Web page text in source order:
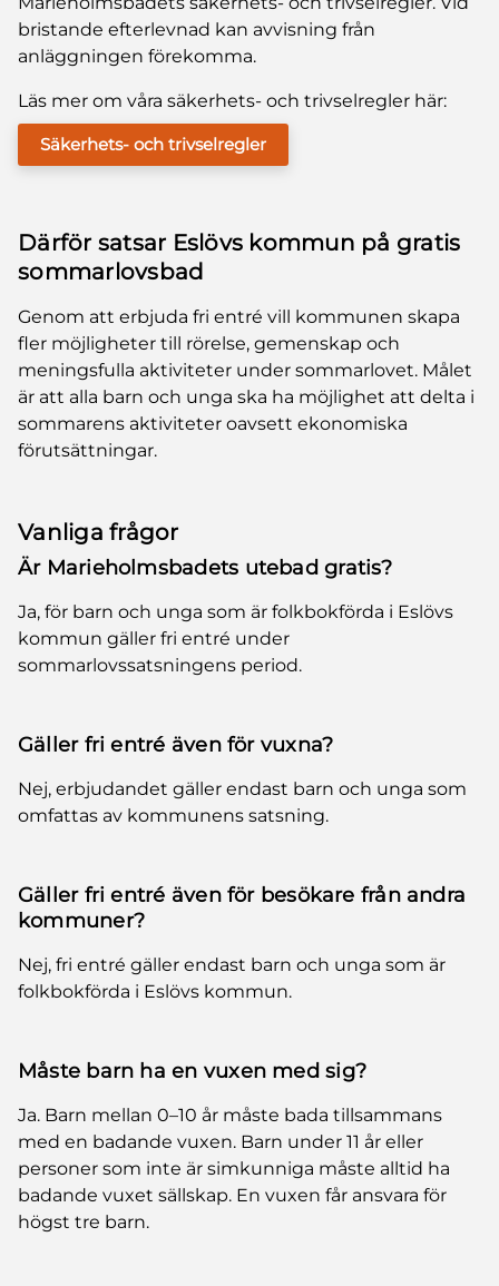
bristande efterlevnad kan avvisning från
anläggningen förekomma.
Läs mer om våra säkerhets- och trivselregler här:
Säkerhets- och trivselregler
Därför satsar Eslövs kommun på gratis
sommarlovsbad
Genom att erbjuda fri entré vill kommunen skapa
fler möjligheter till rörelse, gemenskap och
meningsfulla aktiviteter under sommarlovet. Målet
är att alla barn och unga ska ha möjlighet att delta i
sommarens aktiviteter oavsett ekonomiska
förutsättningar.
Vanliga frågor
Är Marieholmsbadets utebad gratis?
Ja, för barn och unga som är folkbokförda i Eslövs
kommun gäller fri entré under
sommarlovssatsningens period.
Gäller fri entré även för vuxna?
Nej, erbjudandet gäller endast barn och unga som
omfattas av kommunens satsning.
Gäller fri entré även för besökare från andra
kommuner?
Nej, fri entré gäller endast barn och unga som är
folkbokförda i Eslövs kommun.
Måste barn ha en vuxen med sig?
Ja. Barn mellan 0–10 år måste bada tillsammans
med en badande vuxen. Barn under 11 år eller
personer som inte är simkunniga måste alltid ha
badande vuxet sällskap. En vuxen får ansvara för
högst tre barn.